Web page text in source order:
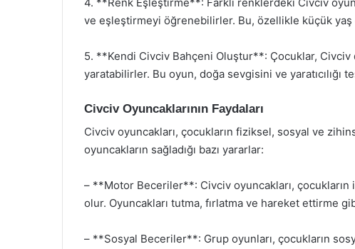
ve eşleştirmeyi öğrenebilirler. Bu, özellikle küçük
5. **Kendi Civciv Bahçeni Oluştur**: Çocuklar, Civciv
yaratabilirler. Bu oyun, doğa sevgisini ve yaratıcılığı
Civciv Oyuncaklarının Faydaları
Civciv oyuncakları, çocukların fiziksel, sosyal ve
oyuncakların sağladığı bazı yararlar:
– **Motor Beceriler**: Civciv oyuncakları,
olur. Oyuncakları tutma, fırlatma ve hareket ettirme
– **Sosyal Beceriler**: Grup oyunları, çocukların